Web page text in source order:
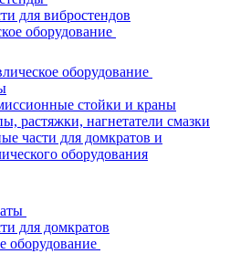
для вибростендов
оборудование
оборудование
стойки и краны
растяжки, нагнетатели смазки
части для домкратов и
оборудования
для домкратов
оборудование